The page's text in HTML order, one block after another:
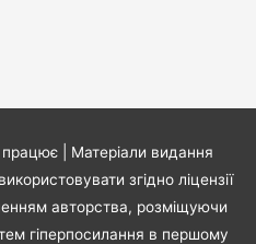
| Матеріали видання
згідно ліцензії
авторства, розміщуючи
гіперпосилання в першому